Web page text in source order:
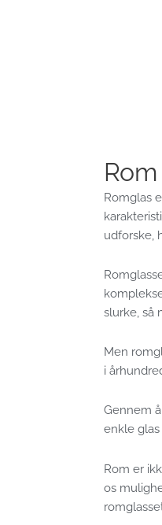
Romglas
udforske,
slurke, så
Men
i
Gennem
enkle
Rom er
os